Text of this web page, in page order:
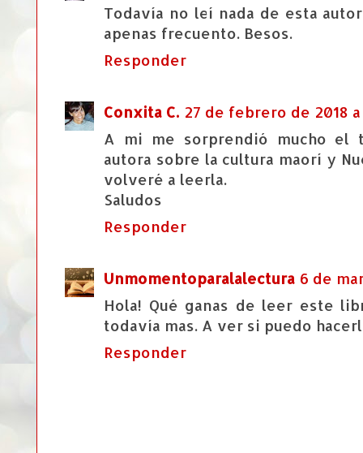
Todavía no leí nada de esta
apenas frecuento. Besos.
Responder
Conxita C. 27 de febrero de 2018 a
A mi me sorprendió mucho el
autora sobre la cultura maorí y
volveré a leerla.
Saludos
Responder
Unmomentoparalalectura 6 de
Hola! Qué ganas de leer este
todavía mas. A ver si puedo
Responder